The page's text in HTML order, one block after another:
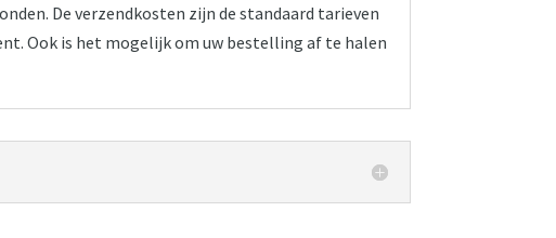
De verzendkosten zijn de standaard tarieven
Ook is het mogelijk om uw bestelling af te halen